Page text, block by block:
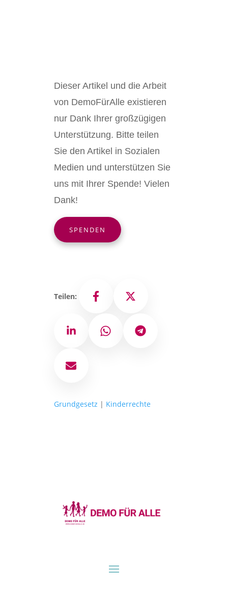
Dieser Artikel und die Arbeit
von DemoFürAlle existieren
nur Dank Ihrer großzügigen
Unterstützung. Bitte teilen
Sie den Artikel in Sozialen
Medien und unterstützen Sie
uns mit Ihrer Spende! Vielen
Dank!
SPENDEN
Teilen: Facebook X
LinkedIn WhatsAppTelegram
E-Mail
Grundgesetz | Kinderrechte